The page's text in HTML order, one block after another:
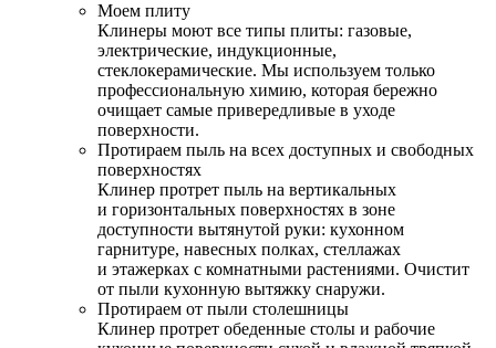
Моем плиту
Клинеры моют все типы плиты: газовые,
электрические, индукционные,
стеклокерамические. Мы используем только
профессиональную химию, которая бережно
очищает самые привередливые в уходе
поверхности.
Протираем пыль на всех доступных и свободных
поверхностях
Клинер протрет пыль на вертикальных
и горизонтальных поверхностях в зоне
доступности вытянутой руки: кухонном
гарнитуре, навесных полках, стеллажах
и этажерках с комнатными растениями. Очистит
от пыли кухонную вытяжку снаружи.
Протираем от пыли столешницы
Клинер протрет обеденные столы и рабочие